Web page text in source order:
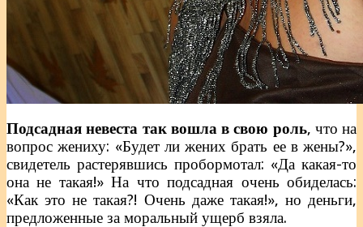
Подсадная невеста так вошла в свою роль, что на
вопрос жениху: «Будет ли жених брать ее в жены?»,
свидетель растерявшись пробормотал: «Да какая-то
она не такая!» На что подсадная очень обиделась:
«Как это не такая?! Очень даже такая!», но деньги,
предложенные за моральный ущерб взяла.